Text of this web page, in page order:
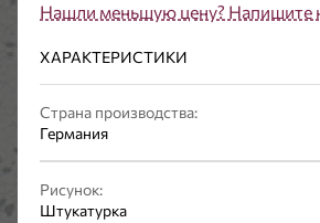
Нашли меньшую цену? Напишите
ХАРАКТЕРИСТИКИ
Страна производства:
Германия
Рисунок:
Штукатурка